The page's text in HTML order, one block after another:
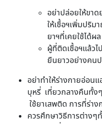
อย่าปล่อยให้ขาด
ให้เชื้อฯเพิ่มปริม
ยาฯที่เคยใช้ได้ผ
ผู้ที่ติดเชื้อฯแล้ว
ยืนยาวอย่างคน
อย่าทำให้ร่างกายอ่อน
บุหรี่ เที่ยวกลางคืนทั้ง
ใช้ยาเสพติด การที่ร่าง
ควรศึกษาวิธีการต่างๆ